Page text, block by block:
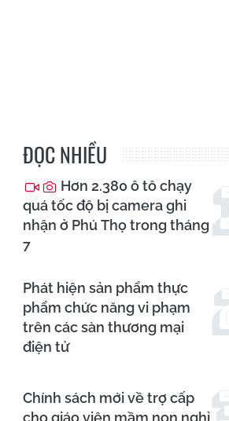
ĐỌC NHIỀU
Hơn 2.380 ô tô chạy
quá tốc độ bị camera ghi
nhận ở Phú Thọ trong tháng
7
Phát hiện sản phẩm thực
phẩm chức năng vi phạm
trên các sàn thương mại
điện tử
Chính sách mới về trợ cấp
cho giáo viên mầm non nghỉ